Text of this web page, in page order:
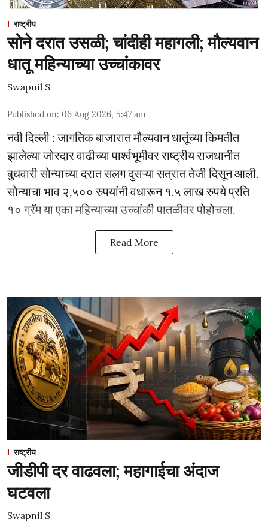
राष्ट्रीय
सोने दरात उसळी; चांदीही महागली; मौल्यवान
धातू महिन्याच्या उच्चांकावर
Swapnil S
Published on: 06 Aug 2026, 5:47 am
नवी दिल्ली : जागतिक बाजारात मौल्यवान धातूंच्या किमतीत
झालेल्या जोरदार वाढीच्या पार्श्वभूमीवर राष्ट्रीय राजधानीत
बुधवारी सोन्याच्या दरात सलग दुसऱ्या सत्रात तेजी दिसून आली.
सोन्याचा भाव २,५०० रुपयांनी वधारून १.५ लाख रुपये प्रति
१० ग्रॅम या एका महिन्याच्या उच्चांकी पातळीवर पोहोचला.
Read More
राष्ट्रीय
जीडीपी दर वाढवला; महागाईचा अंदाज
घटवला
Swapnil S